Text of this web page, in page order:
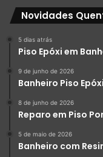
Novidades
5 dias atrás
Piso Epóxi em
9 de junho de 2026
Banheiro Piso
8 de junho de 2026
Reparo em Piso
5 de maio de 2026
Banheiro com